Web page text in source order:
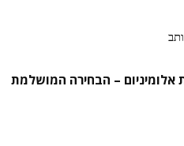
אלומיניום – הבחירה המושלמת